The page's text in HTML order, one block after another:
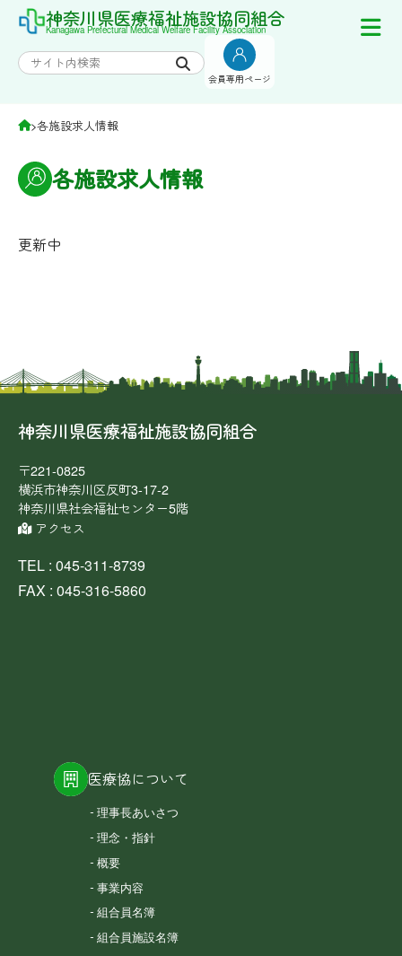
Skip
content
神奈川県医療福祉施設協同組合
Kanagawa Prefectural Medical Welfare Facility Association
会員専用ページ
>各施設求人情報
各施設求人情報
更新中
神奈川県医療福祉施設協同組合
〒221-0825
横浜市神奈川区反町3-17-2
神奈川県社会福祉センター5階
アクセス
TEL : 045-311-8739
FAX : 045-316-5860
医療協について
理事長あいさつ
理念・指針
概要
事業内容
組合員名簿
組合員施設名簿